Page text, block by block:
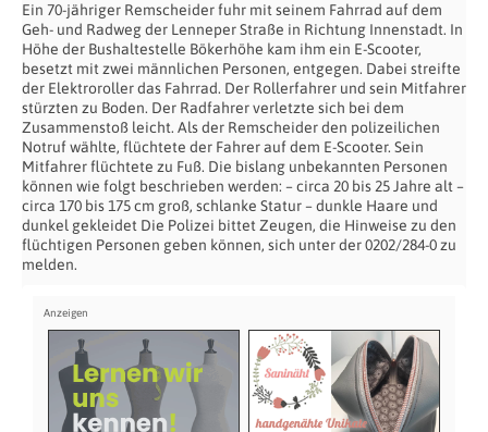
Ein 70-jähriger Remscheider fuhr mit seinem Fahrrad auf dem
Geh- und Radweg der Lenneper Straße in Richtung Innenstadt. In
Höhe der Bushaltestelle Bökerhöhe kam ihm ein E-Scooter,
besetzt mit zwei männlichen Personen, entgegen. Dabei streifte
der Elektroroller das Fahrrad. Der Rollerfahrer und sein Mitfahrer
stürzten zu Boden. Der Radfahrer verletzte sich bei dem
Zusammenstoß leicht. Als der Remscheider den polizeilichen
Notruf wählte, flüchtete der Fahrer auf dem E-Scooter. Sein
Mitfahrer flüchtete zu Fuß. Die bislang unbekannten Personen
können wie folgt beschrieben werden: – circa 20 bis 25 Jahre alt –
circa 170 bis 175 cm groß, schlanke Statur – dunkle Haare und
dunkel gekleidet Die Polizei bittet Zeugen, die Hinweise zu den
flüchtigen Personen geben können, sich unter der 0202/284-0 zu
melden.